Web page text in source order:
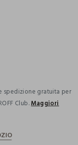
spedizione gratuita per
Club.Maggiori